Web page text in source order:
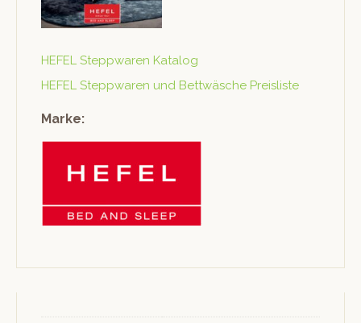
HEFEL Step­p­waren Katalog
HEFEL Step­p­waren und Bet­twäsche Preisliste
Marke: